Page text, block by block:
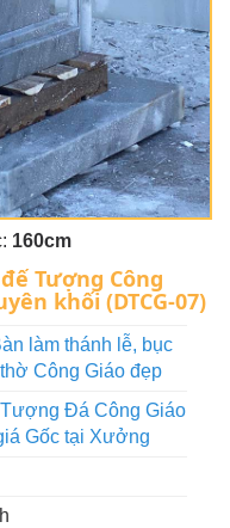
160cm
Tượng Công
khối (DTCG-07)
làm thánh lễ, bục
Công Giáo đẹp
Đá Công Giáo
Gốc tại Xưởng